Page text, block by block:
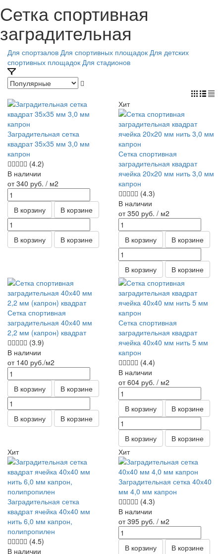
Сетка спортивная
заградительная
Для спортзалов Для спортивных площадок Для детских
спортивных площадок Для стадионов
Заградительная сетка
квадрат 35х35 мм 3,0 мм
капрон
(4.2)
В наличии
от 340 руб. / м2
В корзину В корзине
В корзину В корзине
Хит
Сетка спортивная
заградительная квадрат
ячейка 20х20 мм нить 3,0 мм
капрон
(4.3)
В наличии
от 350 руб. / м2
В корзину В корзине
В корзину В корзине
Сетка спортивная
заградительная 40х40 мм
2,2 мм (капрон) квадрат
(3.9)
В наличии
от 140 руб./м2
В корзину В корзине
В корзину В корзине
Сетка спортивная
заградительная квадрат
ячейка 40х40 мм нить 5 мм
капрон
(4.4)
В наличии
от 604 руб. / м2
В корзину В корзине
В корзину
В корзине
Хит
Заградительная сетка
квадрат ячейка 40х40 мм
нить 6,0 мм капрон,
полипропилен
(4.5)
В наличии
Хит
Заградительная сетка 40х40
мм 4,0 мм капрон
(4.3)
В наличии
от 395 руб. / м2
В корзину В корзине